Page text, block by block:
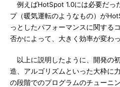
例えばHotSpot 1.0には必要だっ
プ（暖気運転のようなもの）が
っとしたパフォーマンスに関する
否かによって、大きく効率が変わ
以上に説明したように、開発の
造、アルゴリズムといった大枠に
の段階でのプログラムのチューニ